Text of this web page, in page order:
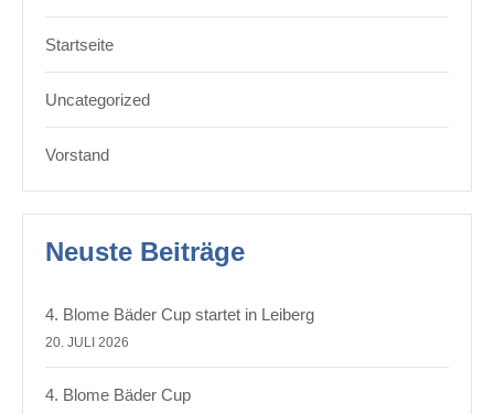
Startseite
Uncategorized
Vorstand
Neuste Beiträge
4. Blome Bäder Cup startet in Leiberg
20. JULI 2026
4. Blome Bäder Cup